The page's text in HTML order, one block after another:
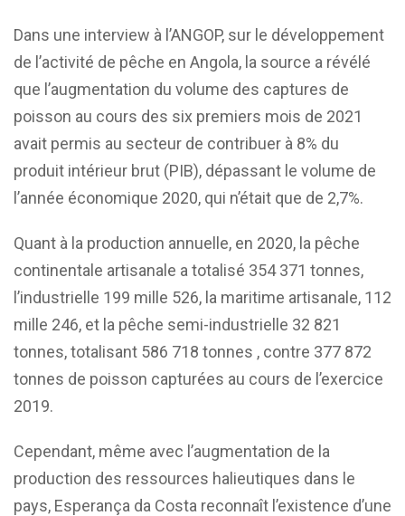
Dans une interview à l’ANGOP, sur le développement
de l’activité de pêche en Angola, la source a révélé
que l’augmentation du volume des captures de
poisson au cours des six premiers mois de 2021
avait permis au secteur de contribuer à 8% du
produit intérieur brut (PIB), dépassant le volume de
l’année économique 2020, qui n’était que de 2,7%.
Quant à la production annuelle, en 2020, la pêche
continentale artisanale a totalisé 354 371 tonnes,
l’industrielle 199 mille 526, la ​​maritime artisanale, 112
mille 246, et la pêche semi-industrielle 32 821
tonnes, totalisant 586 718 tonnes , contre 377 872
tonnes de poisson capturées au cours de l’exercice
2019.
Cependant, même avec l’augmentation de la
production des ressources halieutiques dans le
pays, Esperança da Costa reconnaît l’existence d’une